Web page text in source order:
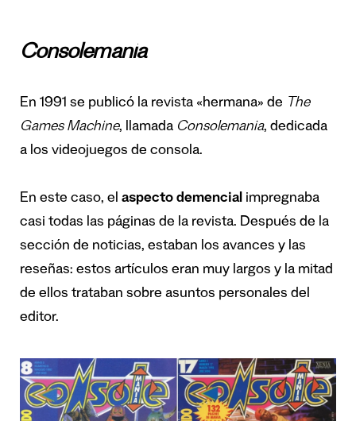
Consolemania
En 1991 se publicó la revista «hermana» de The
Games Machine, llamada Consolemania, dedicada
a los videojuegos de consola.
En este caso, el aspecto demencial impregnaba
casi todas las páginas de la revista. Después de la
sección de noticias, estaban los avances y las
reseñas: estos artículos eran muy largos y la mitad
de ellos trataban sobre asuntos personales del
editor.